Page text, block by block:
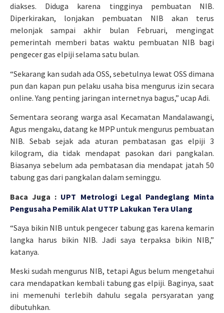
diakses. Diduga karena tingginya pembuatan NIB.
Diperkirakan, lonjakan pembuatan NIB akan terus
melonjak sampai akhir bulan Februari, mengingat
pemerintah memberi batas waktu pembuatan NIB bagi
pengecer gas elpiji selama satu bulan.
“Sekarang kan sudah ada OSS, sebetulnya lewat OSS dimana
pun dan kapan pun pelaku usaha bisa mengurus izin secara
online. Yang penting jaringan internetnya bagus,” ucap Adi.
Sementara seorang warga asal Kecamatan Mandalawangi,
Agus mengaku, datang ke MPP untuk mengurus pembuatan
NIB. Sebab sejak ada aturan pembatasan gas elpiji 3
kilogram, dia tidak mendapat pasokan dari pangkalan.
Biasanya sebelum ada pembatasan dia mendapat jatah 50
tabung gas dari pangkalan dalam seminggu.
Baca Juga : UPT Metrologi Legal Pandeglang Minta
Pengusaha Pemilik Alat UTTP Lakukan Tera Ulang
“Saya bikin NIB untuk pengecer tabung gas karena kemarin
langka harus bikin NIB. Jadi saya terpaksa bikin NIB,”
katanya.
Meski sudah mengurus NIB, tetapi Agus belum mengetahui
cara mendapatkan kembali tabung gas elpiji. Baginya, saat
ini memenuhi terlebih dahulu segala persyaratan yang
dibutuhkan.